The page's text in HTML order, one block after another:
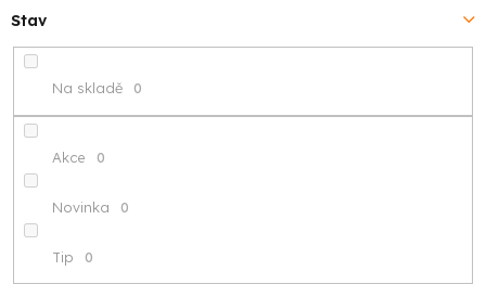
d
u
k
ů
Stav
Na skladě 0
Akce 0
Novinka 0
Tip 0